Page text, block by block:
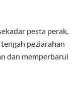
pesta perak,
peziarahan
dan memperbarui